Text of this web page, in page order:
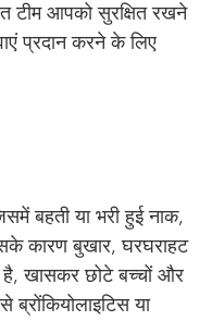
टीम आपको सुरक्षित रखने
प्रदान करने के लिए
बहती या भरी हुई नाक,
कारण बुखार, घरघराहट
खासकर छोटे बच्चों और
या